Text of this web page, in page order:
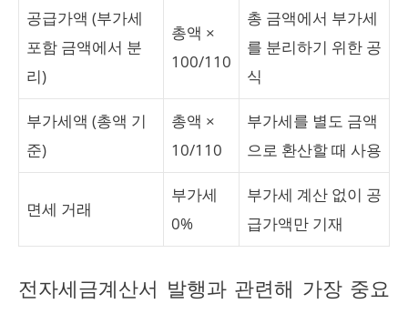
공급가액 (부가세
포함 금액에서 분
리)
총액 ×
100/110
총 금액에서 부가세
를 분리하기 위한 공
식
부가세액 (총액 기
준)
총액 ×
10/110
부가세를 별도 금액
으로 환산할 때 사용
면세 거래
부가세
0%
부가세 계산 없이 공
급가액만 기재
전자세금계산서 발행과 관련해 가장 중요